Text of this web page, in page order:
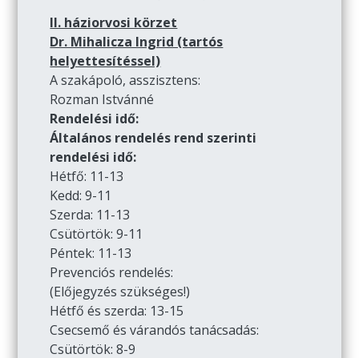
II. háziorvosi körzet
Dr. Mihalicza Ingrid (tartós
helyettesítéssel)
A szakápoló, asszisztens:
Rozman Istvánné
Rendelési idő:
Általános rendelés rend szerinti
rendelési idő:
Hétfő: 11-13
Kedd: 9-11
Szerda: 11-13
Csütörtök: 9-11
Péntek: 11-13
Prevenciós rendelés:
(Előjegyzés szükséges!)
Hétfő és szerda: 13-15
Csecsemő és várandós tanácsadás:
Csütörtök: 8-9